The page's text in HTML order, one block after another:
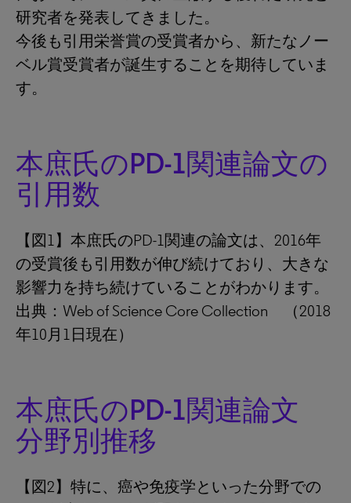
研究者を発表してきました。
今後も引用栄誉賞の受賞者から、新たなノー
ベル賞受賞者が誕生することを期待していま
す。
本庶氏のPD-1関連論文の
引用数
【図1】本庶氏のPD-1関連の論文は、2016年
の受賞後も引用数が伸び続けており、大きな
影響力を持ち続けていることがわかります。
出典：Web of Science Core Collection （2018
年10月1日現在）
本庶氏のPD-1関連論文
分野別推移
【図2】特に、癌や免疫学といった分野での